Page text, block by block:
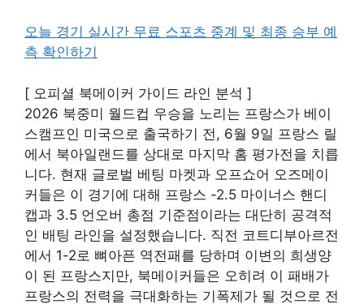
오늘 경기 실시간 무료 스포츠 중계 및 최종 승부 예
측 확인하기
[ 오피셜 북메이커 가이드 라인 분석 ]
2026 북중미 월드컵 우승을 노리는 프랑스가 베이
스캠프인 미국으로 출국하기 전, 6월 9일 프랑스 릴
에서 북아일랜드를 상대로 마지막 홈 평가전을 치릅
니다. 현재 글로벌 베팅 마켓과 오프쇼어 오즈메이
커들은 이 경기에 대해 프랑스 -2.5 마이너스 핸디
캡과 3.5 언오버 총점 기준점이라는 대단히 공격적
인 배팅 라인을 설정했습니다. 직전 코트디부아르전
에서 1-2로 뼈아픈 역전패를 당하며 이변의 희생양
이 된 프랑스지만, 북메이커들은 오히려 이 패배가
프랑스의 전력을 극대화하는 기폭제가 될 것으로 전